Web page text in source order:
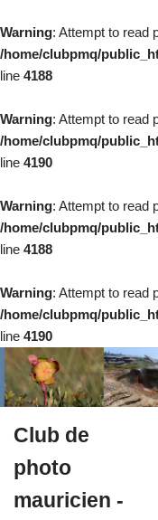
Warning: Attempt to read
/home/clubpmq/
line 4188
Warning: Attempt to read
/home/clubpmq/
line 4190
Warning: Attempt to read
/home/clubpmq/
line 4188
Warning: Attempt to read
/home/clubpmq/
line 4190
au
contenu
Club de
photo
mauricien -